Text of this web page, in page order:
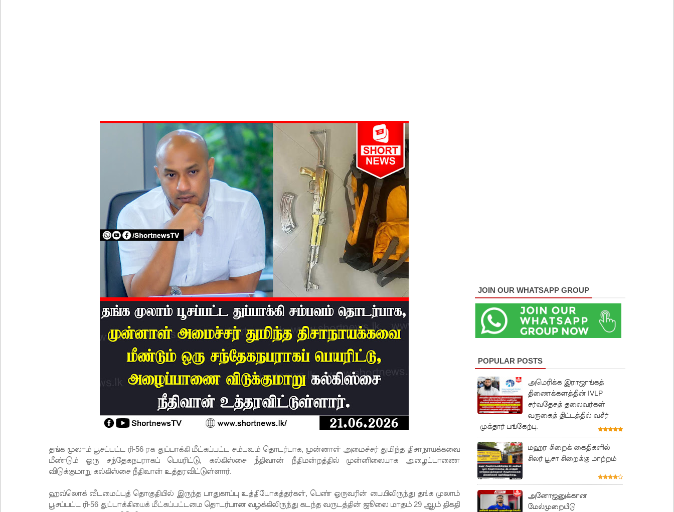
சிறுவர்களின் கற்பனைக்கு சிறகூட்டும் “இளஞ்சிறகுகள்” – சிமாரா அலியின் சிறுவர் கதை நூல் ஆகஸ்ட் 15 வெளியீடு!
தங்க முலாம் பூசப்பட்ட ரி-56 ரக துப்பாக்கி மீட்கப்பட்ட சம்பவம் தொடர்பாக, முன்னாள் அமைச்சர் துமிந்த திசாநாயக்கவை
மீண்டும் ஒரு சந்தேகநபராகப் பெயரிட்டு, கல்கிஸ்சை நீதிவான் நீதிமன்றத்தில் முன்னிலையாக அழைப்பாணை
விடுக்குமாறு கல்கிஸ்சை நீதிவான் உத்தரவிட்டுள்ளார்.
ஹவ்லொக் வீடமைப்புத் தொகுதியில் இருந்த பாதுகாப்பு உத்தியோகத்தர்கள், பெண் ஒருவரின் பையிலிருந்து தங்க முலாம்
பூசப்பட்ட ரி-56 துப்பாக்கியைக் மீட்கப்பட்டமை தொடர்பான வழக்கிலிருந்து கடந்த வருடத்தின் ஜூலை மாதம் 29 ஆம் திகதி
JOIN OUR WHATSAPP GROUP
POPULAR POSTS
அமெரிக்க இராஜாங்கத்
திணைக்களத்தின் IVLP
சர்வதேசத் தலைவர்கள்
வருகைத் திட்டத்தில் வசீர்
முக்தார் பங்கேற்பு.
மஹர சிறைக் கைதிகளில்
சிலர் பூசா சிறைக்கு மாற்றம்
அனோஜனுக்கான
மேல்முறையீடு